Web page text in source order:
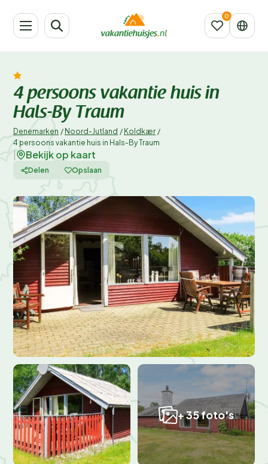
4 persoons vakantie huis in
Hals-By Traum
Denemarken / Noord-Jutland / Koldkær /
4 persoons vakantie huis in Hals-By Traum
Bekijk op kaart
Delen Opslaan
+ 35 foto's